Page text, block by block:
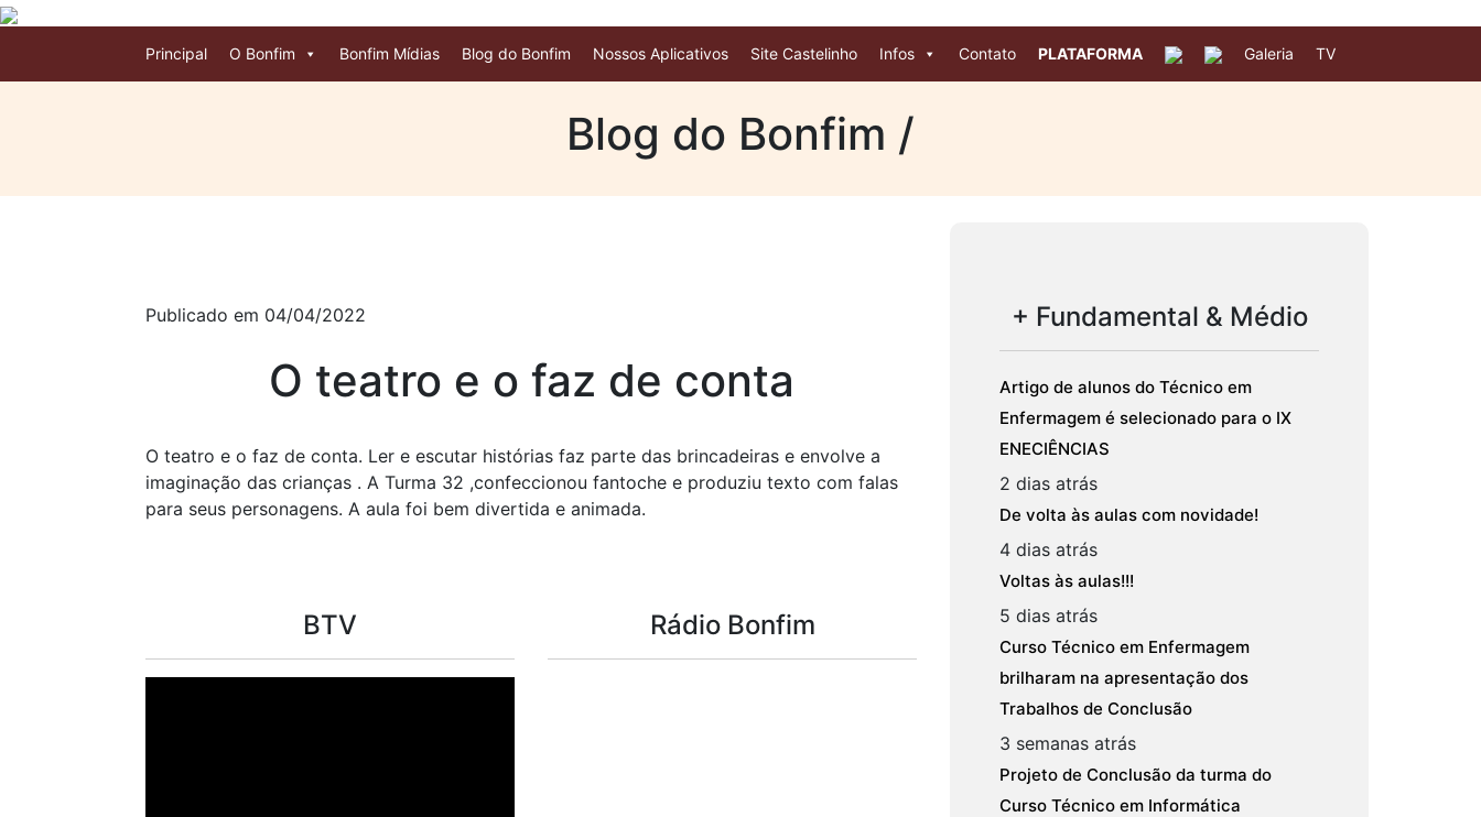
Principal O Bonfim Bonfim Mídias Blog do Bonfim Nossos Aplicativos Site Castelinho Infos Contato PLATAFORMA Galeria TV
Blog do Bonfim /
Publicado em 04/04/2022
O teatro e o faz de conta
O teatro e o faz de conta. Ler e escutar histórias faz parte das brincadeiras e envolve a
imaginação das crianças . A Turma 32 ,confeccionou fantoche e produziu texto com falas
para seus personagens. A aula foi bem divertida e animada.
BTV Rádio Bonfim
+ Fundamental & Médio
Artigo de alunos do Técnico em
Enfermagem é selecionado para o IX
ENECIÊNCIAS
2 dias atrás
De volta às aulas com novidade!
4 dias atrás
Voltas às aulas!!!
5 dias atrás
Curso Técnico em Enfermagem
brilharam na apresentação dos
Trabalhos de Conclusão
3 semanas atrás
Projeto de Conclusão da turma do
Curso Técnico em Informática